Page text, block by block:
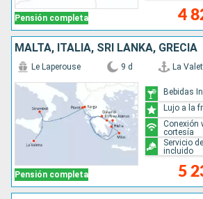
Pensión completa 4
MALTA, ITALIA, SRI LANKA, GRECIA
Pensión completa
Le Laperouse 9 d La
5
Bebidas
Lujo a la
Conexión
cortesía
Servicio
incluido